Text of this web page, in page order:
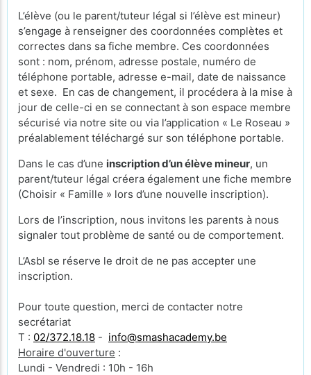
L’élève (ou le parent/tuteur légal si l’élève est mineur)
s’engage à renseigner des coordonnées complètes et
correctes dans sa fiche membre. Ces coordonnées
sont : nom, prénom, adresse postale, numéro de
téléphone portable, adresse e-mail, date de naissance
et sexe. En cas de changement, il procédera à la mise à
jour de celle-ci en se connectant à son espace membre
sécurisé via notre site ou via l’application « Le Roseau »
préalablement téléchargé sur son téléphone portable.
Dans le cas d’une inscription d’un élève mineur, un
parent/tuteur légal créera également une fiche membre
(Choisir « Famille » lors d’une nouvelle inscription).
Lors de l’inscription, nous invitons les parents à nous
signaler tout problème de santé ou de comportement.
L’Asbl se réserve le droit de ne pas accepter une
inscription.
Pour toute question, merci de contacter notre
secrétariat
T : 02/372.18.18 - info@smashacademy.be
Horaire d'ouverture :
Lundi - Vendredi : 10h - 16h